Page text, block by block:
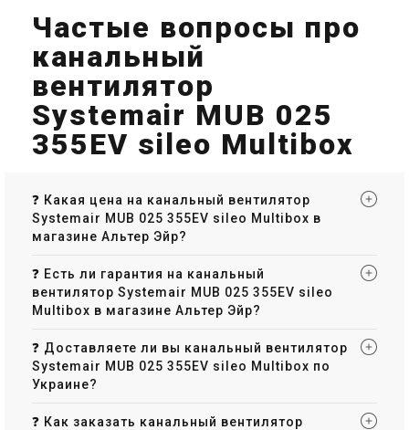
Частые вопросы про
канальный
вентилятор
Systemair MUB 025
355EV sileo Multibox
❓ Какая цена на канальный вентилятор
Systemair MUB 025 355EV sileo Multibox в
магазине Альтер Эйр?
❓ Есть ли гарантия на канальный
вентилятор Systemair MUB 025 355EV sileo
Multibox в магазине Альтер Эйр?
❓ Доставляете ли вы канальный вентилятор
Systemair MUB 025 355EV sileo Multibox по
Украине?
❓ Как заказать канальный вентилятор